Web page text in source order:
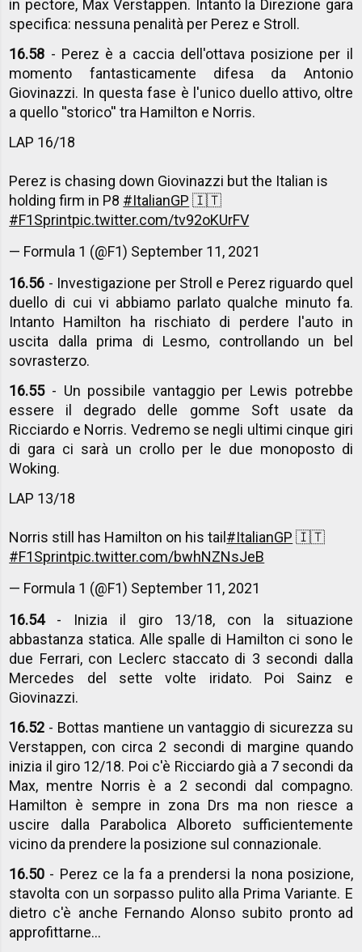
in pectore, Max Verstappen. Intanto la Direzione gara
specifica: nessuna penalità per Perez e Stroll.
16.58 - Perez è a caccia dell'ottava posizione per il
momento fantasticamente difesa da Antonio
Giovinazzi. In questa fase è l'unico duello attivo, oltre
a quello ''storico'' tra Hamilton e Norris.
LAP 16/18
Perez is chasing down Giovinazzi but the Italian is
holding firm in P8 #ItalianGP 🇮🇹
#F1Sprintpic.twitter.com/tv92oKUrFV
— Formula 1 (@F1) September 11, 2021
16.56 - Investigazione per Stroll e Perez riguardo quel
duello di cui vi abbiamo parlato qualche minuto fa.
Intanto Hamilton ha rischiato di perdere l'auto in
uscita dalla prima di Lesmo, controllando un bel
sovrasterzo.
16.55- Un possibile vantaggio per Lewis potrebbe
essere il degrado delle gomme Soft usate da
Ricciardo e Norris. Vedremo se negli ultimi cinque giri
di gara ci sarà un crollo per le due monoposto di
Woking.
LAP 13/18
Norris still has Hamilton on his tail #ItalianGP 🇮🇹
#F1Sprintpic.twitter.com/bwhNZNsJeB
— Formula 1 (@F1) September 11, 2021
16.54 - Inizia il giro 13/18, con la situazione
abbastanza statica. Alle spalle di Hamilton ci sono le
due Ferrari, con Leclerc staccato di 3 secondi dalla
Mercedes del sette volte iridato. Poi Sainz e
Giovinazzi.
16.52 - Bottas mantiene un vantaggio di sicurezza su
Verstappen, con circa 2 secondi di margine quando
inizia il giro 12/18. Poi c'è Ricciardo già a 7 secondi da
Max, mentre Norris è a 2 secondi dal compagno.
Hamilton è sempre in zona Drs ma non riesce a
uscire dalla Parabolica Alboreto sufficientemente
vicino da prendere la posizione sul connazionale.
16.50 - Perez ce la fa a prendersi la nona posizione,
stavolta con un sorpasso pulito alla Prima Variante. E
dietro c'è anche Fernando Alonso subito pronto ad
approfittarne...